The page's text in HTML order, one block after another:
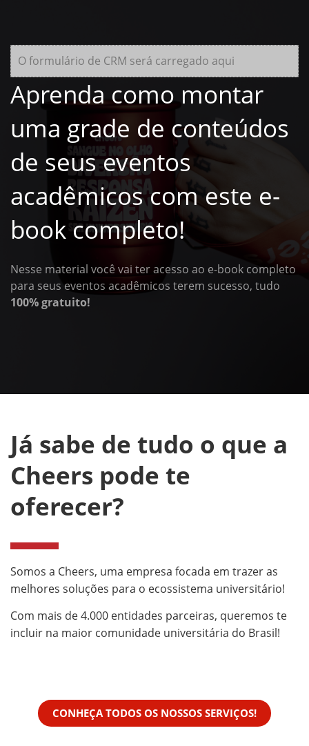
O formulário de CRM será carregado aqui
Aprenda como montar
uma grade de conteúdos
de seus eventos
acadêmicos com este e-
book completo!
Nesse material você vai ter acesso ao e-book completo
para seus eventos acadêmicos terem sucesso, tudo
100% gratuito!
Já sabe de tudo o que a
Cheers pode te
oferecer?
Somos a Cheers, uma empresa focada em trazer as
melhores soluções para o ecossistema universitário!
Com mais de 4.000 entidades parceiras, queremos te
incluir na maior comunidade universitária do Brasil!
CONHEÇA TODOS OS NOSSOS SERVIÇOS!